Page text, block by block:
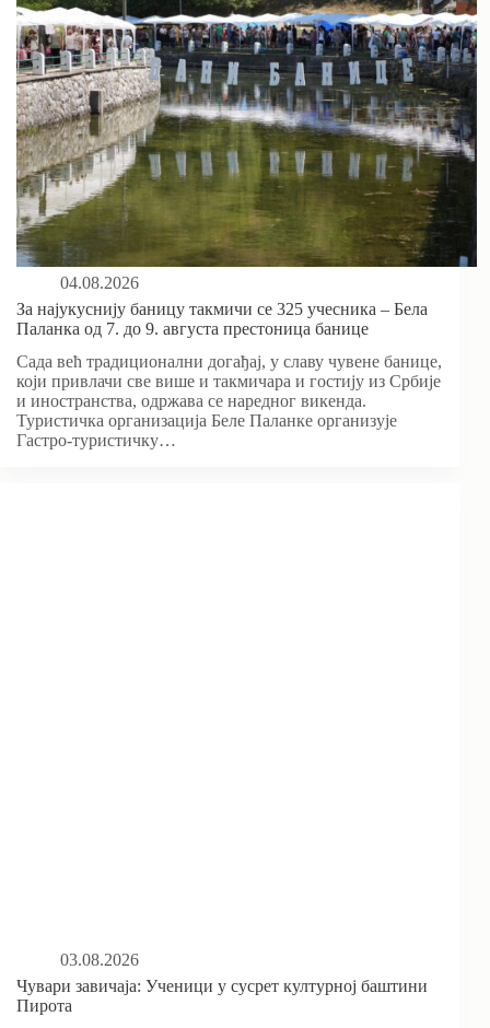
04.08.2026
За најукуснију баницу такмичи се 325 учесника – Бела
Паланка од 7. до 9. августа престоница банице
Сада већ традиционални догађај, у славу чувене банице,
који привлачи све више и такмичара и гостију из Србије
и иностранства, одржава се наредног викенда.
Туристичка организација Беле Паланке организује
Гастро-туристичку…
03.08.2026
Чувари завичаја: Ученици у сусрет културној баштини
Пирота